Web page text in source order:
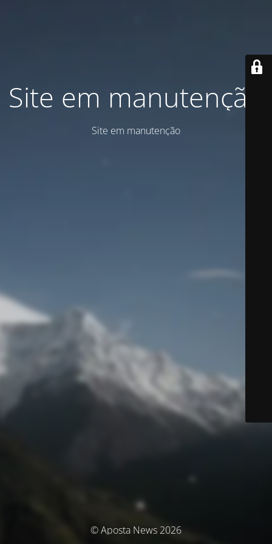
Site em manutenção
Site em manutenção
© Aposta News 2026